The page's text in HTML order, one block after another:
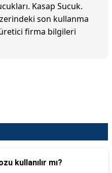
Kasap Sucuk.
son kullanma
firma bilgileri
kullanılır mı?